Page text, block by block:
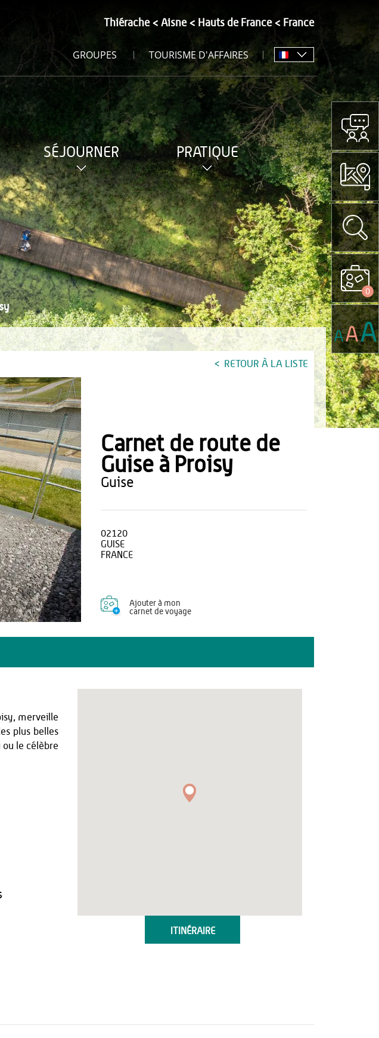
Thiérache Aisne Hauts de France France
GROUPES TOURISME D'AFFAIRES
SÉJOURNER PRATIQUE
RETOUR À LA LISTE
Carnet de route de
Guise à Proisy
guise
02120
GUISE
FRANCE
Ajouter à mon
carnet de voyage
ITINÉRAIRE
merveille
plus belles
le célèbre
0
AAA